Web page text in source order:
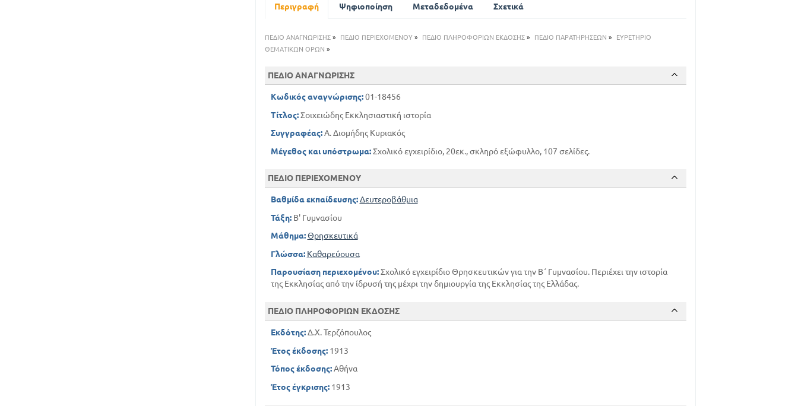
Ανατολική Εκκλησία στην Ελλάδα
Περιγραφή Ψηφιοποίηση Μεταδεδομένα Σχετικά
ΠΕΔΙΟ ΑΝΑΓΝΩΡΙΣΗΣ» ΠΕΔΙΟ ΠΕΡΙΕΧΟΜΕΝΟΥ» ΠΕΔΙΟ ΠΛΗΡΟΦΟΡΙΩΝ ΕΚΔΟΣΗΣ» ΠΕΔΙΟ ΠΑΡΑΤΗΡΗΣΕΩΝ »
ΕΥΡΕΤΗΡΙΟ
ΘΕΜΑΤΙΚΩΝ ΟΡΩΝ »
ΠΕΔΙΟ ΑΝΑΓΝΩΡΙΣΗΣ
Κωδικός αναγνώρισης:01-18456
Τίτλος:Σοιχειώδης Εκκλησιαστική ιστορία
Συγγραφέας:Α. Διομήδης Κυριακός
Μέγεθος και υπόστρωμα:Σχολικό εγχειρίδιο, 20εκ., σκληρό εξώφυλλο, 107 σελίδες.
ΠΕΔΙΟ ΠΕΡΙΕΧΟΜΕΝΟΥ
Βαθμίδα εκπαίδευσης: Δευτεροβάθμια
Τάξη:Β' Γυμνασίου
Μάθημα: Θρησκευτικά
Γλώσσα: Καθαρεύουσα
Παρουσίαση περιεχομένου:Σχολικό εγχειρίδιο Θρησκευτικών για την Β΄ Γυμνασίου. Περιέχει την ιστορία
της Εκκλησίας από την ίδρυσή της μέχρι την δημιουργία της Εκκλησίας της Ελλάδας.
ΠΕΔΙΟ ΠΛΗΡΟΦΟΡΙΩΝ ΕΚΔΟΣΗΣ
Εκδότης:Δ.Χ. Τερζόπουλος
Έτος έκδοσης:1913
Τόπος έκδοσης:Αθήνα
Έτος έγκρισης:1913